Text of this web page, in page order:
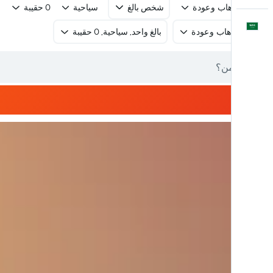
العَرَبِيَّة
رحلة ذهاب وعودة شخص بالغ سياحية 0 حقيبة
رحلة ذهاب وعودة بالغ واحد, سياحية, 0 حقيبة